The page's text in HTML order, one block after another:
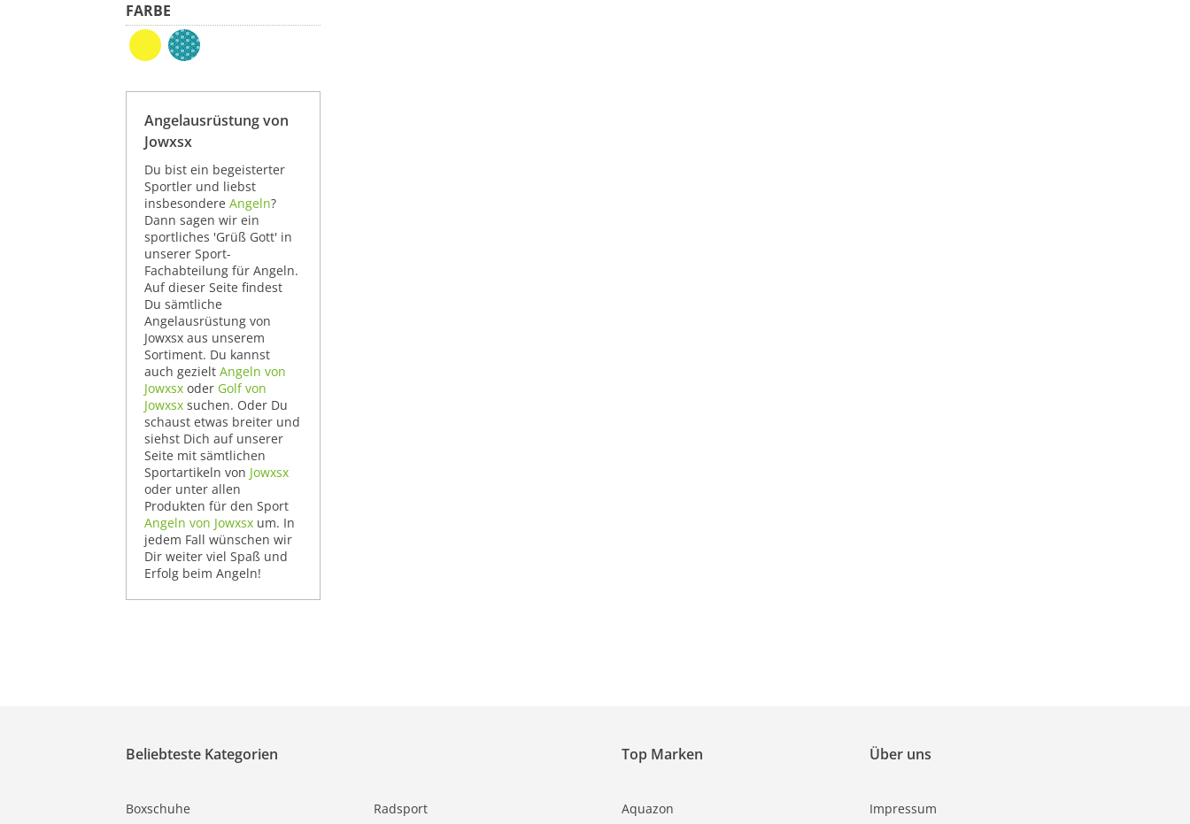
FARBE
Angelausrüstung von
Jowxsx
Du bist ein begeisterter
Sportler und liebst
insbesondere Angeln?
Dann sagen wir ein
sportliches 'Grüß Gott' in
unserer Sport-
Fachabteilung für Angeln.
Auf dieser Seite findest
Du sämtliche
Angelausrüstung von
Jowxsx aus unserem
Sortiment. Du kannst
auch gezielt Angeln von
Jowxsx oder Golf von
Jowxsx suchen. Oder Du
schaust etwas breiter und
siehst Dich auf unserer
Seite mit sämtlichen
Sportartikeln von Jowxsx
oder unter allen
Produkten für den Sport
Angeln von Jowxsx um. In
jedem Fall wünschen wir
Dir weiter viel Spaß und
Erfolg beim Angeln!
Über uns
Impressum
Beliebteste Kategorien
Boxschuhe Radsport
Top Marken
Aquazon